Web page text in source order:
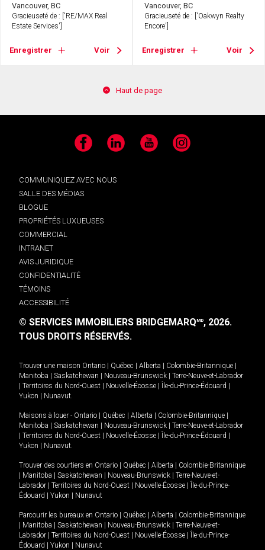
Vancouver, BC
Gracieuseté de : ['RE/MAX Real
Estate Services']
Enregistrer Voir
Vancouver, BC
Gracieuseté de : ['Oakwyn Realty
Encore']
Enregistrer Voir
Haut de page
Facebook LinkedIn YouTube Instagram
COMMUNIQUEZ AVEC NOUS
SALLE DES MÉDIAS
BLOGUE
PROPRIÉTÉS LUXUEUSES
COMMERCIAL
INTRANET
AVIS JURIDIQUE
CONFIDENTIALITÉ
TÉMOINS
ACCESSIBILITÉ
© SERVICES IMMOBILIERS BRIDGEMARQMD, 2026.
TOUS DROITS RÉSERVÉS.
Trouver une maison Ontario | Québec | Alberta | Colombie-Britannique |
Manitoba | Saskatchewan | Nouveau-Brunswick | Terre-Neuve-et-Labrador
| Territoires du Nord-Ouest | Nouvelle-Écosse | Île-du-Prince-Édouard |
Yukon | Nunavut.
Maisons à louer - Ontario | Québec | Alberta | Colombie-Britannique |
Manitoba | Saskatchewan | Nouveau-Brunswick | Terre-Neuve-et-Labrador
| Territoires du Nord-Ouest | Nouvelle-Écosse | Île-du-Prince-Édouard |
Yukon | Nunavut.
Trouver des courtiers en Ontario | Québec | Alberta | Colombie-Britannique
| Manitoba | Saskatchewan | Nouveau-Brunswick | Terre-Neuve-et-
Labrador | Territoires du Nord-Ouest | Nouvelle-Écosse | Île-du-Prince-
Édouard | Yukon | Nunavut
Parcourir les bureaux en Ontario | Québec | Alberta | Colombie-Britannique
| Manitoba | Saskatchewan | Nouveau-Brunswick | Terre-Neuve-et-
Labrador | Territoires du Nord-Ouest | Nouvelle-Écosse | Île-du-Prince-
Édouard | Yukon | Nunavut